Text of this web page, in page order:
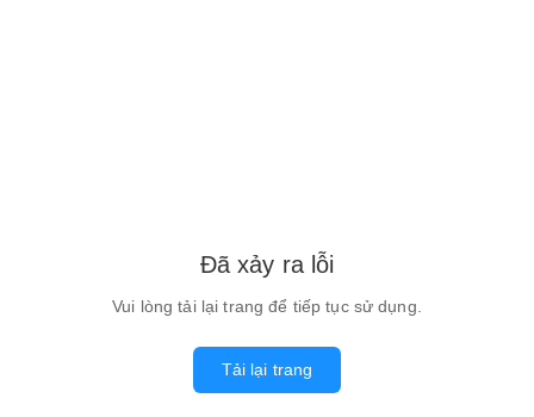
Đã xảy ra lỗi
Vui lòng tải lại trang để tiếp tục sử dụng.
Tải lại trang